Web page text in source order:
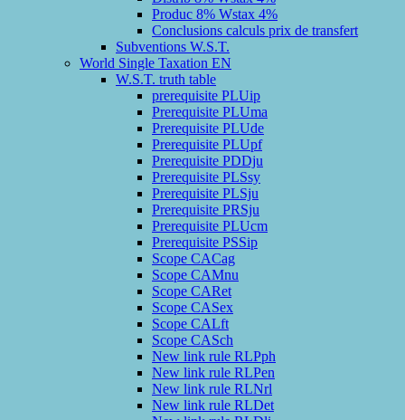
Produc 8% Wstax 4%
Conclusions calculs prix de transfert
Subventions W.S.T.
World Single Taxation EN
W.S.T. truth table
prerequisite PLUip
Prerequisite PLUma
Prerequisite PLUde
Prerequisite PLUpf
Prerequisite PDDju
Prerequisite PLSsy
Prerequisite PLSju
Prerequisite PRSju
Prerequisite PLUcm
Prerequisite PSSip
Scope CACag
Scope CAMnu
Scope CARet
Scope CASex
Scope CALft
Scope CASch
New link rule RLPph
New link rule RLPen
New link rule RLNrl
New link rule RLDet